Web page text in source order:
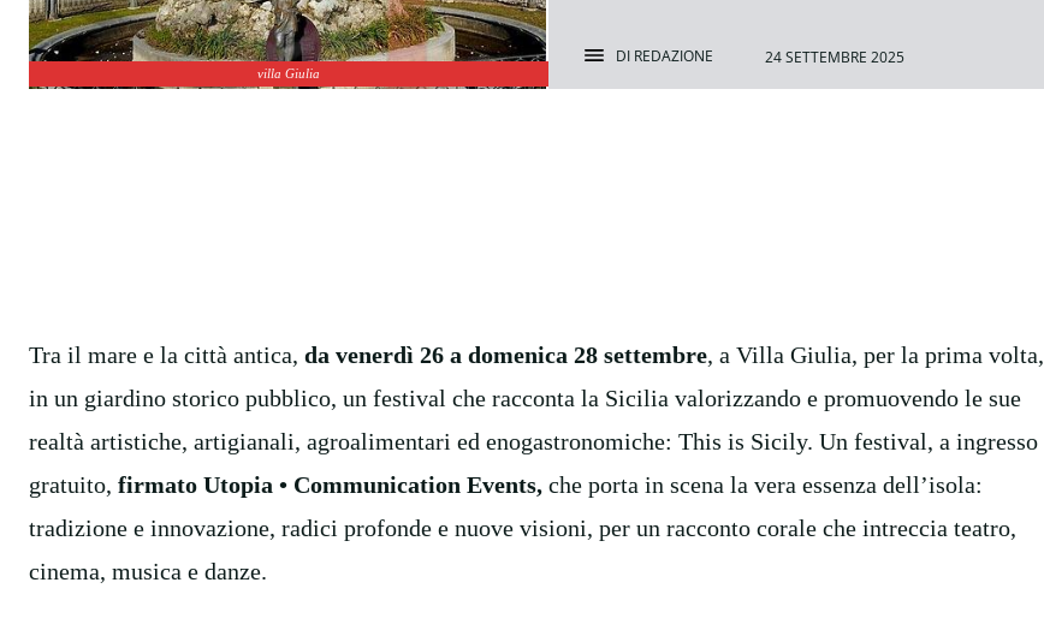
villa Giulia
DI REDAZIONE 24 SETTEMBRE 2025
Tra il mare e la città antica, da venerdì 26 a domenica 28 settembre, a Villa Giulia, per la prima volta,
in un giardino storico pubblico, un festival che racconta la Sicilia valorizzando e promuovendo le sue
realtà artistiche, artigianali, agroalimentari ed enogastronomiche: This is Sicily. Un festival, a ingresso
gratuito, firmato Utopia • Communication Events, che porta in scena la vera essenza dell’isola:
tradizione e innovazione, radici profonde e nuove visioni, per un racconto corale che intreccia teatro,
cinema, musica e danze.